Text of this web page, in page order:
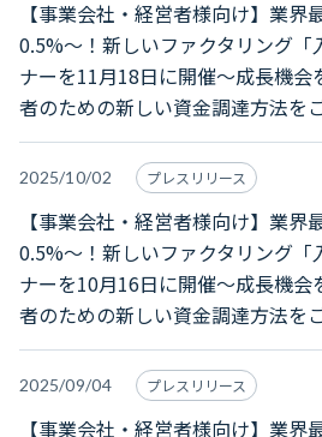
【事業会社・経営者様向け】業界
0.5%～！新しいファクタリング「
ナーを11月18日に開催～成長機会
者のための新しい資金調達方法を
2025/10/02 プレスリリース
【事業会社・経営者様向け】業界
0.5%～！新しいファクタリング「
ナーを10月16日に開催～成長機会
者のための新しい資金調達方法を
2025/09/04 プレスリリース
【事業会社・経営者様向け】業界